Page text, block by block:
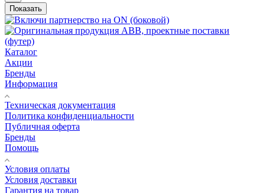
Показать
Каталог
Акции
Бренды
Информация
Техническая документация
Политика конфиденциальности
Публичная оферта
Бренды
Помощь
Условия оплаты
Условия доставки
Гарантия на товар